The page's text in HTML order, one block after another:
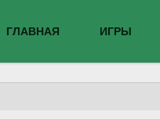
ГЛАВНАЯ ИГРЫ